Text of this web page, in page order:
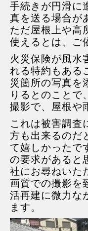
手続きが円滑に
真を送る場合が
ただ屋根上や高
使えるとは、ご
火災保険が風水
れる特約もある
災箇所の写真を
りるとのことで
撮影で、屋根や
これは被害調査
方も出来るのだ
て嬉しかったで
の要求があると
社にお尋ねいた
画質での撮影を
活再建に微力な
ます。